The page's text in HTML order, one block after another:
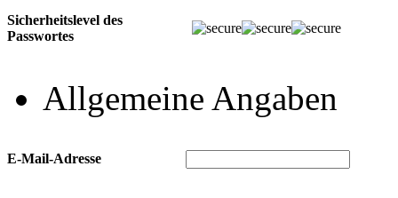
Sicherheitslevel des
Passwortes
Allgemeine Angaben
E-Mail-Adresse